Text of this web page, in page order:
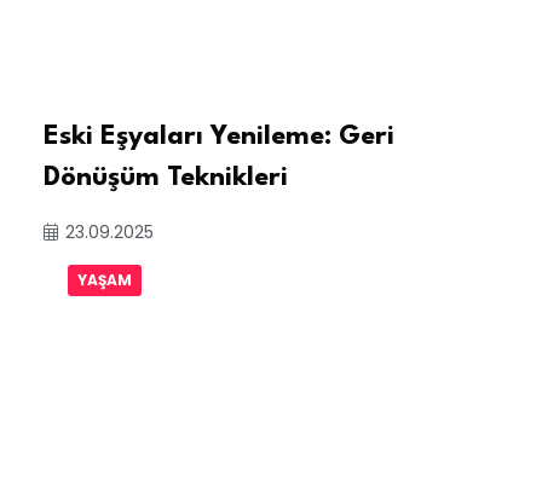
Eski Eşyaları Yenileme: Geri
Dönüşüm Teknikleri
23.09.2025
YAŞAM